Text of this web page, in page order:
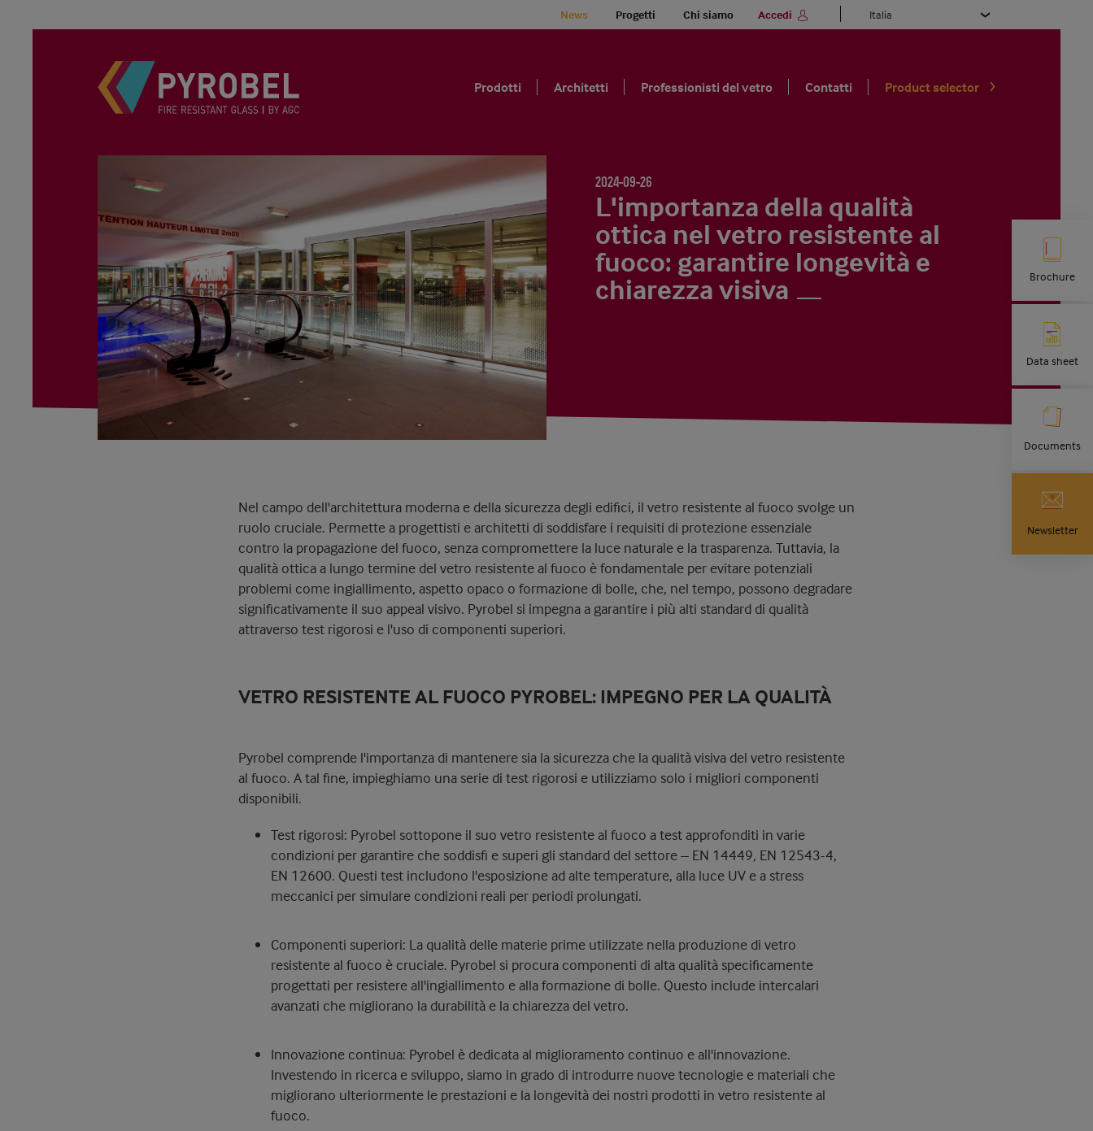
News Progetti Chi siamo Accedi
Select
your
Prodotti Architetti Professionisti del vetro Contatti Product selector
Brochure
Data sheet
Documents
Newsletter
2024-09-26
L'importanza della qualità
ottica nel vetro resistente al
fuoco: garantire longevità e
chiarezza visiva
Nel campo dell'architettura moderna e della sicurezza degli edifici, il vetro resistente al fuoco svolge un
ruolo cruciale. Permette a progettisti e architetti di soddisfare i requisiti di protezione essenziale
contro la propagazione del fuoco, senza compromettere la luce naturale e la trasparenza. Tuttavia, la
qualità ottica a lungo termine del vetro resistente al fuoco è fondamentale per evitare potenziali
problemi come ingiallimento, aspetto opaco o formazione di bolle, che, nel tempo, possono degradare
significativamente il suo appeal visivo. Pyrobel si impegna a garantire i più alti standard di qualità
attraverso test rigorosi e l'uso di componenti superiori.
VETRO RESISTENTE AL FUOCO PYROBEL: IMPEGNO PER LA QUALITÀ
Pyrobel comprende l'importanza di mantenere sia la sicurezza che la qualità visiva del vetro resistente
al fuoco. A tal fine, impieghiamo una serie di test rigorosi e utilizziamo solo i migliori componenti
disponibili.
Test rigorosi: Pyrobel sottopone il suo vetro resistente al fuoco a test approfonditi in varie
condizioni per garantire che soddisfi e superi gli standard del settore – EN 14449, EN 12543-4,
EN 12600. Questi test includono l'esposizione ad alte temperature, alla luce UV e a stress
meccanici per simulare condizioni reali per periodi prolungati.
Componenti superiori: La qualità delle materie prime utilizzate nella produzione di vetro
resistente al fuoco è cruciale. Pyrobel si procura componenti di alta qualità specificamente
progettati per resistere all'ingiallimento e alla formazione di bolle. Questo include intercalari
avanzati che migliorano la durabilità e la chiarezza del vetro.
Innovazione continua: Pyrobel è dedicata al miglioramento continuo e all'innovazione.
Investendo in ricerca e sviluppo, siamo in grado di introdurre nuove tecnologie e materiali che
migliorano ulteriormente le prestazioni e la longevità dei nostri prodotti in vetro resistente al
fuoco.